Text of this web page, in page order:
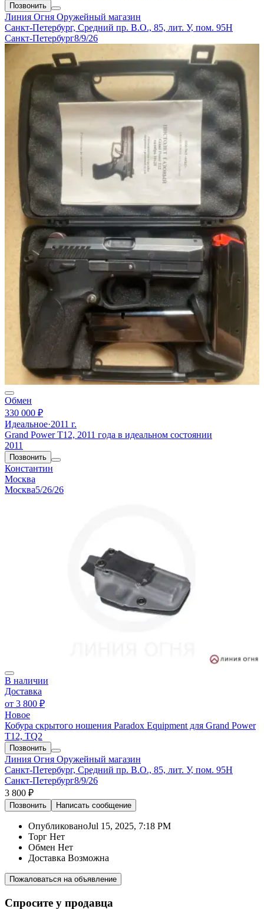
Позвонить
Линия Огня Оружейный магазин
Санкт-Петербург, Средний пр. В.О., 85, лит. У, пом. 95Н
Санкт-Петербург8/9/26
Обмен
330 000 ₽
Идеальное·2011 г.
Grand Power T12, 2011 года в идеальном состоянии
2011
Позвонить
Константин
Москва
Москва5/26/26
В наличии
Доставка
от 3 800 ₽
Новое
Кобура скрытого ношения Paradox Equipment для Grand Power
T12, TQ2
Позвонить
Линия Огня Оружейный магазин
Санкт-Петербург, Средний пр. В.О., 85, лит. У, пом. 95Н
Санкт-Петербург8/9/26
3 800 ₽
Позвонить Написать сообщение
ОпубликованоJul 15, 2025, 7:18 PM
Торг Нет
Обмен Нет
Доставка Возможна
Пожаловаться на объявление
Спросите у продавца